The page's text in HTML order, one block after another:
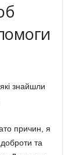
знайшли
причин, я
та